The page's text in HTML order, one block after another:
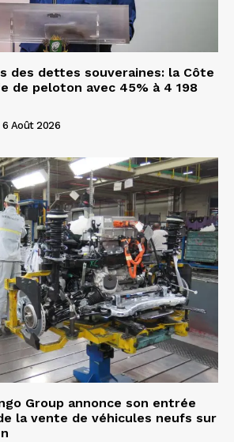
des dettes souveraines: la Côte
de peloton avec 45% à 4 198
6 Août 2026
Group annonce son entrée
la vente de véhicules neufs sur